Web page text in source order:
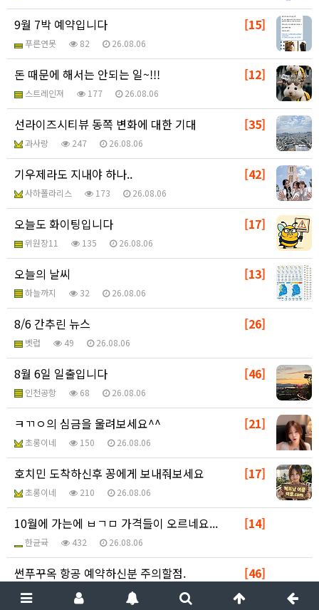
[15]
9월 7박 예약입니다
푸른연못 82 26.08.06
[12]
돈 때문에 해서는 안되는 일~!!!
스트레인져 177 26.08.06
[35]
선라이즈시티뷰 동쪽 변화에 대한 기대
과사랑 247 26.08.06
[42]
기우제라도 지내야 하나..
사하폴라리스 173 26.08.06
[17]
오늘도 화이팅입니다
위원장11 135 26.08.06
[13]
오늘의 날씨
하늘까지 32 26.08.06
[26]
8/6 간추린 뉴스
벳럽 49 26.08.06
[46]
8월 6일 일출입니다
인천공항 68 26.08.06
[21]
ㅋㄲㅇ의 심금을 울려보세요^^
초롱이네 150 26.08.06
[17]
호치민 도착하신후 꽁에게 보내줘보세요
초롱이네 210 26.08.06
[14]
10월에 가는에 ㅂㄱㅁ 가격들이 오르네요...
한균귝 432 26.08.06
[46]
썬푸꾸옥 항공 예약하신분 주의할점.
일편단심31 26.08.06